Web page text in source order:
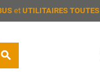
et UTILITAIRES
search